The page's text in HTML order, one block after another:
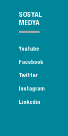
SOSYAL
MEDYA
Youtube
Facebook
Twitter
Instagram
Linkedin